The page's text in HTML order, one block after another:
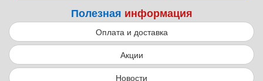
Полезная информация
Оплата и доставка
Акции
Новости